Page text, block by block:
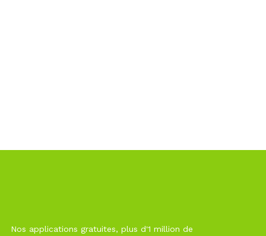
Nos applications gratuites, plus d'1 million de